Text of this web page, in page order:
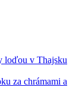
loďou v Thajsku
za chrámami a